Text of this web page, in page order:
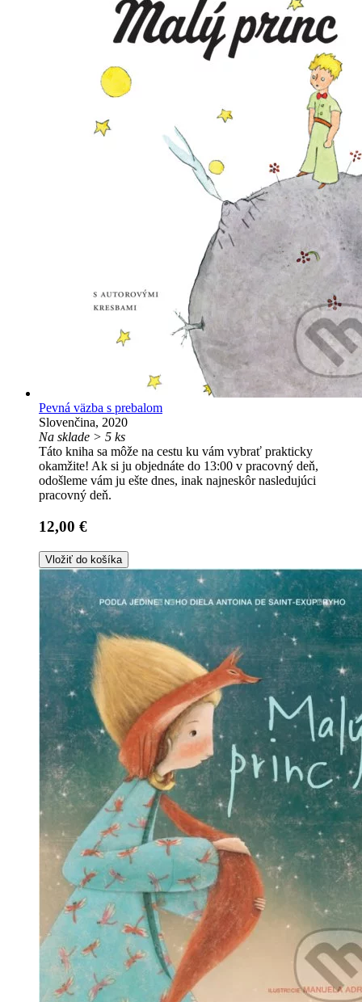
Pevná väzba s prebalom
Slovenčina, 2020
Na sklade > 5 ks
Táto kniha sa môže na cestu ku vám vybrať prakticky
okamžite! Ak si ju objednáte do 13:00 v pracovný deň,
odošleme vám ju ešte dnes, inak najneskôr nasledujúci
pracovný deň.
12,00 €
Vložiť do košíka